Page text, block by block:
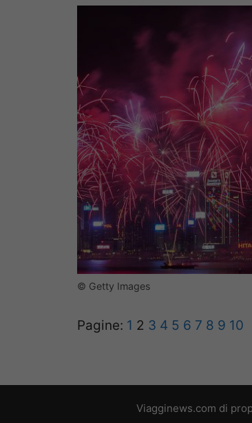
© Getty Images
Pagine: 1 2 3 4 5 6 7 8 9 10
Viagginews.com di